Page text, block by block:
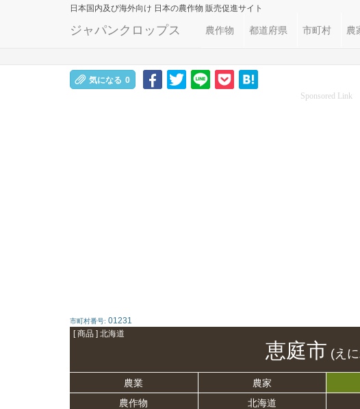
日本国内及び海外向け 日本の農作物 販売促進サイト
ジャパンクロップス 農作物 都道府県 市町村 農
気になる 0
Sponsored Link
市町村番号: 01231
[ 商品 ] 北海道
恵庭市 (え
農業 農家
農作物
北海道